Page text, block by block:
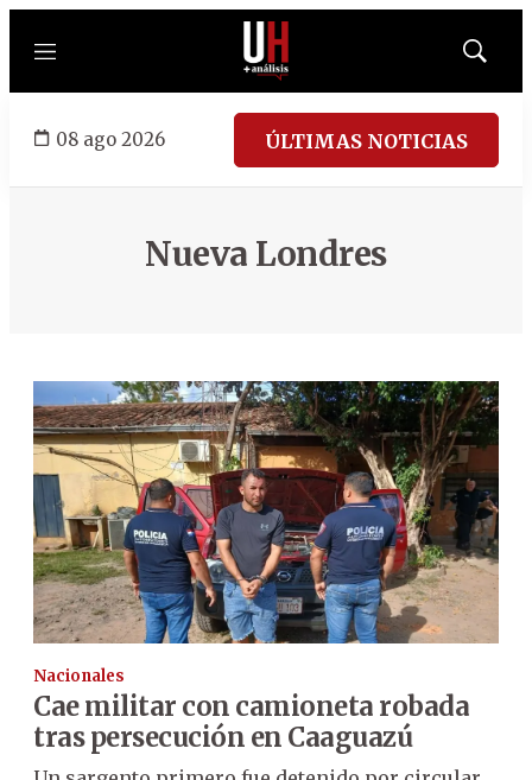
Menú
Mostrar
08 ago 2026 ÚLTIMAS NOTICIAS
Nueva Londres
Nacionales
Cae militar con camioneta robada
tras persecución en Caaguazú